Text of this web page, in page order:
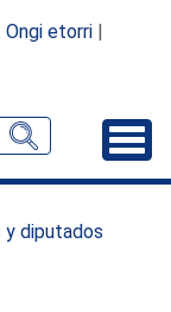
Ongi etorri |
y diputados